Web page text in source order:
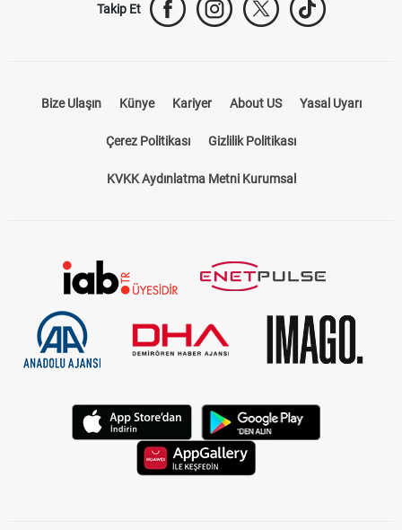
Takip Et
Bize Ulaşın Künye Kariyer About US Yasal Uyarı
Çerez Politikası Gizlilik Politikası
KVKK Aydınlatma Metni Kurumsal